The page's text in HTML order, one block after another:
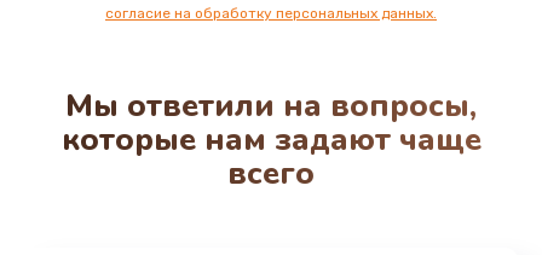
1100 руб.
Замена разъема наушников
550 руб.
согласие на обработку персональных данных.
Мы ответили на вопросы,
которые нам задают чаще
всего